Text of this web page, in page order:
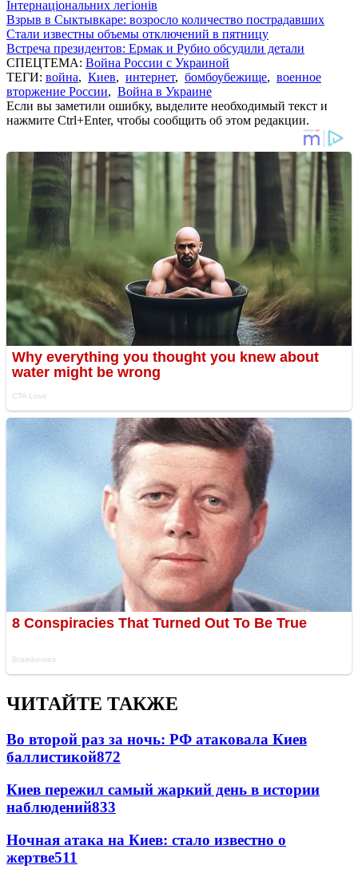
Інтернаціональних легіонів
Взрыв в Сыктывкаре: возросло количество пострадавших
Стали известны объемы отключений в пятницу
Встреча президентов: Ермак и Рубио обсудили детали
СПЕЦТЕМА: Война России с Украиной
ТЕГИ: война, Киев, интернет, бомбоубежище, военное
вторжение России, Война в Украине
Если вы заметили ошибку, выделите необходимый текст и
нажмите Ctrl+Enter, чтобы сообщить об этом редакции.
ЧИТАЙТЕ ТАКЖЕ
Во второй раз за ночь: РФ атаковала Киев
баллистикой872
Киев пережил самый жаркий день в истории
наблюдений833
Ночная атака на Киев: стало известно о
жертве511